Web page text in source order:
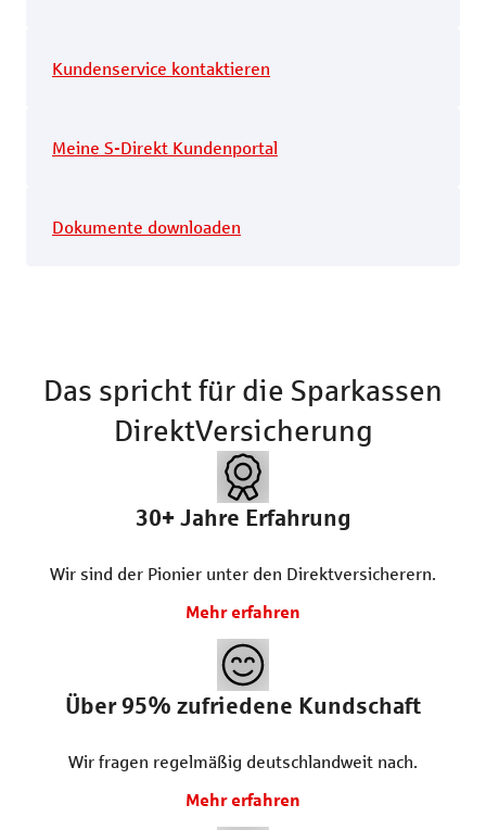
Kundenservice kontaktieren
Meine S-Direkt Kundenportal
Dokumente downloaden
Das spricht für die Sparkassen
DirektVersicherung
30+ Jahre Erfahrung
Wir sind der Pionier unter den Direktversicherern.
Mehr erfahren
Über 95% zufriedene Kundschaft
Wir fragen regelmäßig deutschlandweit nach.
Mehr erfahren